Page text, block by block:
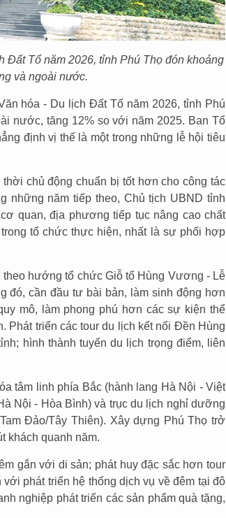
Đất Tổ năm 2026, tỉnh Phú Thọ đón khoảng
và ngoài nước.
hóa - Du lịch Đất Tổ năm 2026, tỉnh Phú
nước, tăng 12% so với năm 2025. Ban Tổ
định vị thế là một trong những lễ hội tiêu
chủ động chuẩn bị tốt hơn cho công tác
năm tiếp theo, Chủ tịch UBND tỉnh
quan, địa phương tiếp tục nâng cao chất
tổ chức thực hiện, nhất là sự phối hợp
hướng tổ chức Giỗ tổ Hùng Vương - Lễ
đó, cần đầu tư bài bản, làm sinh động hơn
mô, làm phong phú hơn các sự kiện thể
Phát triển các tour du lịch kết nối Đền Hùng
hình thành tuyến du lịch trọng điểm, liên
tâm linh phía Bắc (hành lang Hà Nội - Việt
Nội - Hòa Bình) và trục du lịch nghỉ dưỡng
Đảo/Tây Thiên). Xây dựng Phú Thọ trở
khách quanh năm.
gắn với di sản; phát huy đặc sắc hơn tour
phát triển hệ thống dịch vụ về đêm tại đô
nghiệp phát triển các sản phẩm quà tặng,